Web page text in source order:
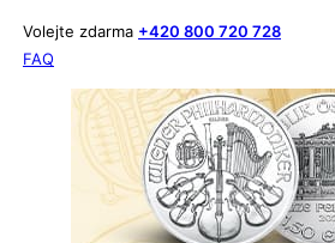
Volejte zdarma +420 800 720 728
FAQ